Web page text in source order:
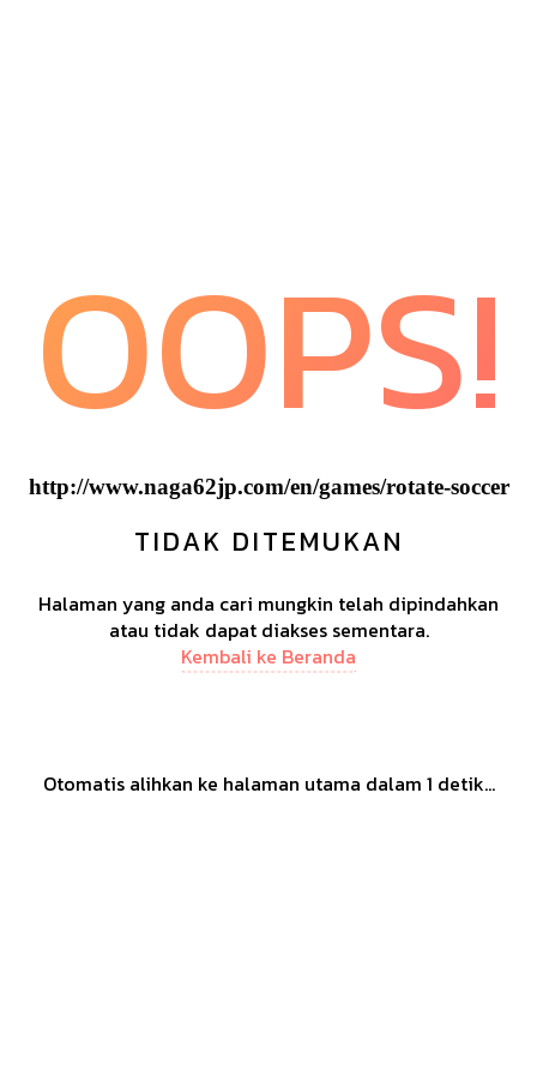
OOPS!
http://www.naga62jp.com/en/games/rotate-soccer
TIDAK DITEMUKAN
Halaman yang anda cari mungkin telah dipindahkan
atau tidak dapat diakses sementara.
Kembali ke Beranda
Otomatis alihkan ke halaman utama dalam 1 detik...